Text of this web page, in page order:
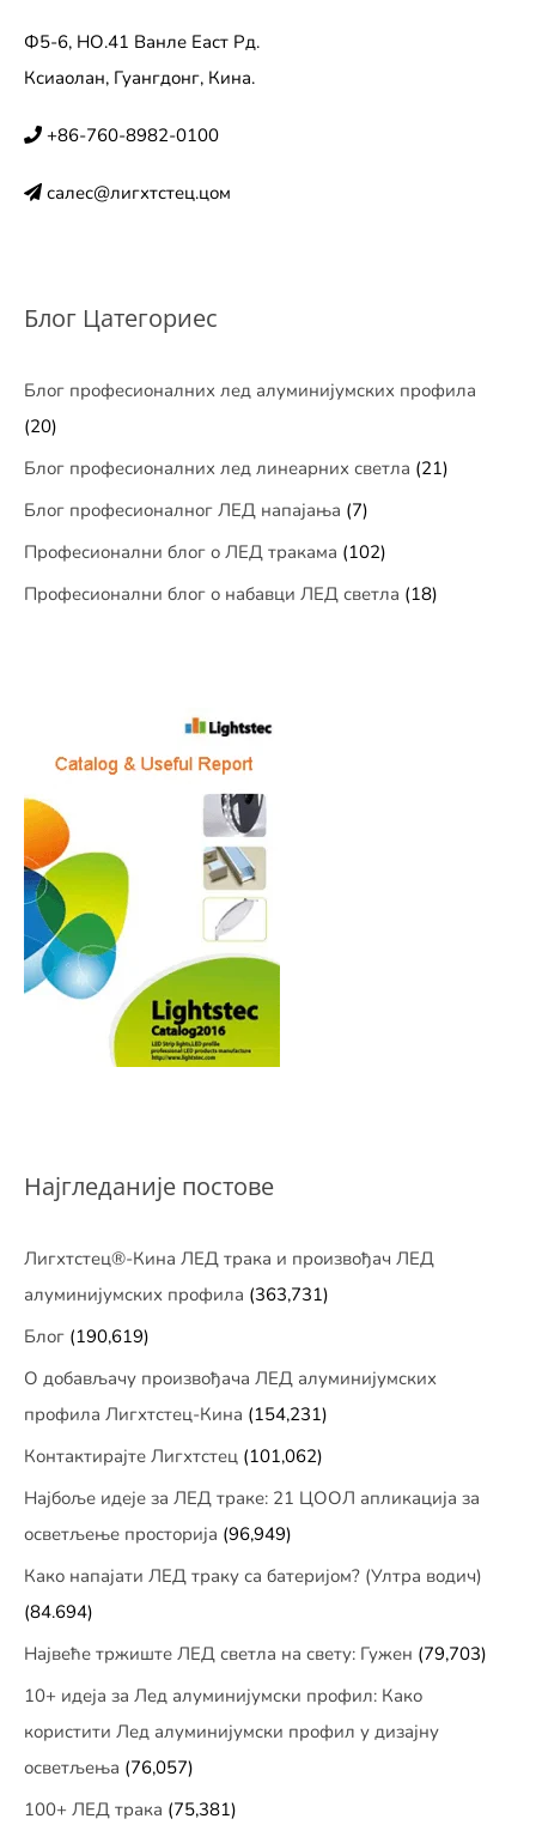
Ф5-6, НО.41 Ванле Еаст Рд.
Ксиаолан, Гуангдонг, Кина.
+86-760-8982-0100
салес@лигхтстец.цом
Блог Цатегориес
Блог професионалних лед алуминијумских профила
(20)
Блог професионалних лед линеарних светла (21)
Блог професионалног ЛЕД напајања (7)
Професионални блог о ЛЕД тракама (102)
Професионални блог о набавци ЛЕД светла (18)
Најгледаније постове
Лигхтстец®-Кина ЛЕД трака и произвођач ЛЕД
алуминијумских профила (363,731)
Блог (190,619)
О добављачу произвођача ЛЕД алуминијумских
профила Лигхтстец-Кина (154,231)
Контактирајте Лигхтстец (101,062)
Најбоље идеје за ЛЕД траке: 21 ЦООЛ апликација за
осветљење просторија (96,949)
Како напајати ЛЕД траку са батеријом? (Ултра водич)
(84.694)
Највеће тржиште ЛЕД светла на свету: Гужен (79,703)
10+ идеја за Лед алуминијумски профил: Како
користити Лед алуминијумски профил у дизајну
осветљења (76,057)
100+ ЛЕД трака (75,381)